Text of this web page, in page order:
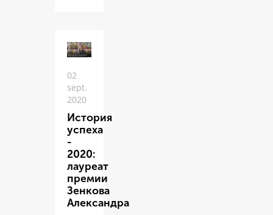
02
sept.
2020
История
успеха
-
2020:
лауреат
премии
Зенкова
Александра